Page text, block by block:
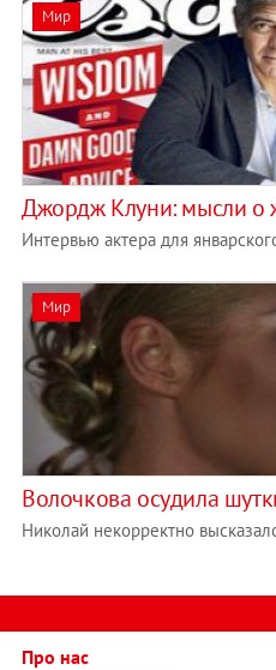
Мир
Джордж Клуни: мысли о
Интервью актера для
Мир
Волочкова осудила
Николай некорректно
Про нас